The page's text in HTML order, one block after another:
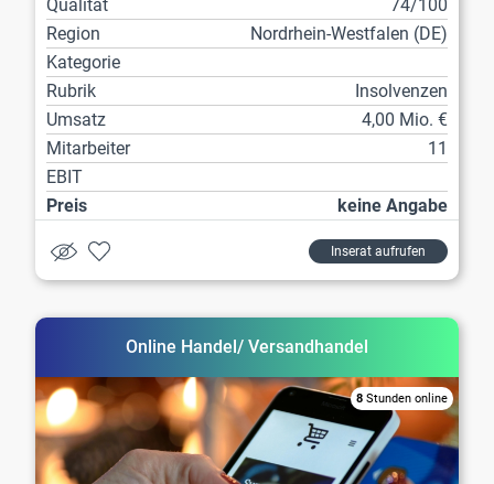
Qualität
74/100
Region
Nordrhein-Westfalen (DE)
Kategorie
Rubrik
Insolvenzen
Umsatz
4,00 Mio. €
Mitarbeiter
11
EBIT
Preis
keine Angabe
Inserat aufrufen
Online Handel/ Versandhandel
8 Stunden online